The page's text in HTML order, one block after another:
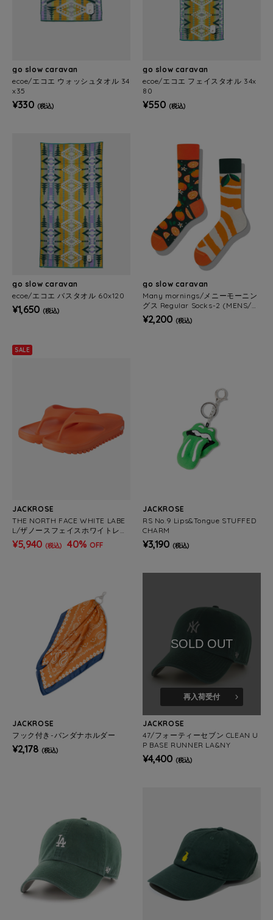
go slow caravan
ecoe/エコエ ウォッシュタオル 34
x35
¥330 (税込)
go slow caravan
ecoe/エコエ フェイスタオル 34x
80
¥550 (税込)
go slow caravan
ecoe/エコエ バスタオル 60x120
¥1,650 (税込)
go slow caravan
Many mornings/メニーモーニン
グス Regular Socks-2 (MENS/W
OMENS)
¥2,200 (税込)
SALE
JACKROSE
THE NORTH FACE WHITE LABE
L/ザノースフェイスホワイトレー
ベル CAMPER S FLIP
¥5,940 (税込) 40% OFF
JACKROSE
RS No.9 Lips&Tongue STUFFED
CHARM
¥3,190 (税込)
JACKROSE
フック付き-バンダナホルダー
¥2,178 (税込)
SOLD OUT
再入荷受付
JACKROSE
47/フォーティーセブン CLEAN U
P BASE RUNNER LA&NY
¥4,400 (税込)